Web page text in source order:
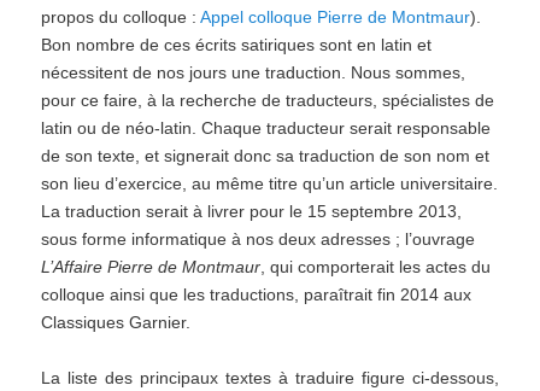
propos du colloque :Appel colloque Pierre de Montmaur).
Bon nombre de ces écrits satiriques sont en latin et
nécessitent de nos jours une traduction. Nous sommes,
pour ce faire, à la recherche de traducteurs, spécialistes de
latin ou de néo-latin. Chaque traducteur serait responsable
de son texte, et signerait donc sa traduction de son nom et
son lieu d’exercice, au même titre qu’un article universitaire.
La traduction serait à livrer pour le 15 septembre 2013,
sous forme informatique à nos deux adresses ; l’ouvrage
L’Affaire Pierre de Montmaur , qui comporterait les actes du
colloque ainsi que les traductions, paraîtrait fin 2014 aux
Classiques Garnier.
La liste des principaux textes à traduire figure ci-dessous,